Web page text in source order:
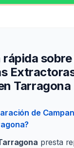
Tarragona
de
presta